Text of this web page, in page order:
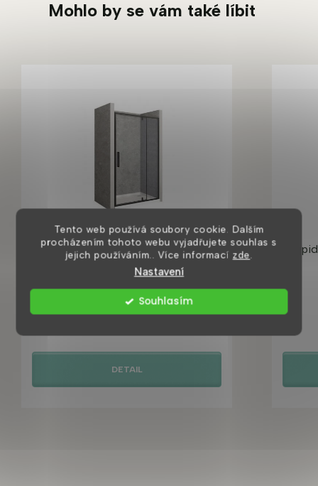
Tento web používá soubory cookie. Dalším
procházením tohoto webu vyjadřujete souhlas s
jejich používáním.. Více informací zde.
Nastavení
Souhlasím
Mohlo by se vám také líbit
Rapid Swing 120 sprchové dveře,
black
8 dní
DETAIL